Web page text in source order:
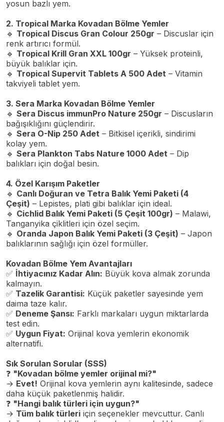
yosun bazlı yem.
2. Tropical Marka Kovadan Bölme Yemler
🔹 Tropical Discus Gran Colour 250gr – Discuslar için
renk artırıcı formül.
🔹 Tropical Krill Gran XXL 100gr – Yüksek proteinli,
büyük balıklar için.
🔹 Tropical Supervit Tablets A 500 Adet – Vitamin
takviyeli tablet yem.
3. Sera Marka Kovadan Bölme Yemler
🔹 Sera Discus immunPro Nature 250gr – Discusların
bağışıklığını güçlendirir.
🔹 Sera O-Nip 250 Adet – Bitkisel içerikli, sindirimi
kolay yem.
🔹 Sera Plankton Tabs Nature 1000 Adet – Dip
balıkları için doğal besin.
4. Özel Karışım Paketler
🔹 Canlı Doğuran ve Tetra Balık Yemi Paketi (4
Çeşit) – Lepistes, plati gibi balıklar için ideal.
🔹 Cichlid Balık Yemi Paketi (5 Çeşit 100gr) – Malawi,
Tanganyika çiklitleri için özel seçim.
🔹 Oranda Japon Balık Yemi Paketi (3 Çeşit) – Japon
balıklarının sağlığı için özel formüller.
Kovadan Bölme Yem Avantajları
✅ İhtiyacınız Kadar Alın: Büyük kova almak zorunda
kalmayın.
✅ Tazelik Garantisi: Küçük paketler sayesinde yem
daima taze kalır.
✅ Deneme Şansı: Farklı markaları uygun miktarlarda
test edin.
✅ Uygun Fiyat: Orijinal kova yemlerin ekonomik
alternatifi.
Sık Sorulan Sorular (SSS)
❓ "Kovadan bölme yemler orijinal mi?"
→ Evet! Orijinal kova yemlerin aynı kalitesinde, sadece
daha küçük paketlenmiş halidir.
❓ "Hangi balık türleri için uygun?"
→ Tüm balık türleri için seçenekler mevcuttur. Canlı